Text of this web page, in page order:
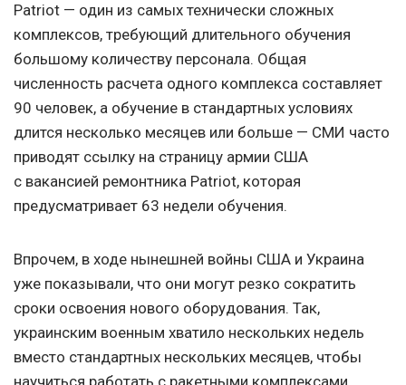
Patriot — один из самых технически сложных
комплексов, требующий длительного обучения
большому количеству персонала. Общая
численность расчета одного комплекса составляет
90 человек, а обучение в стандартных условиях
длится несколько месяцев или больше — СМИ часто
приводят ссылку на страницу армии США
с вакансией ремонтника Patriot, которая
предусматривает 63 недели обучения.
Впрочем, в ходе нынешней войны США и Украина
уже показывали, что они могут резко сократить
сроки освоения нового оборудования. Так,
украинским военным хватило нескольких недель
вместо стандартных нескольких месяцев, чтобы